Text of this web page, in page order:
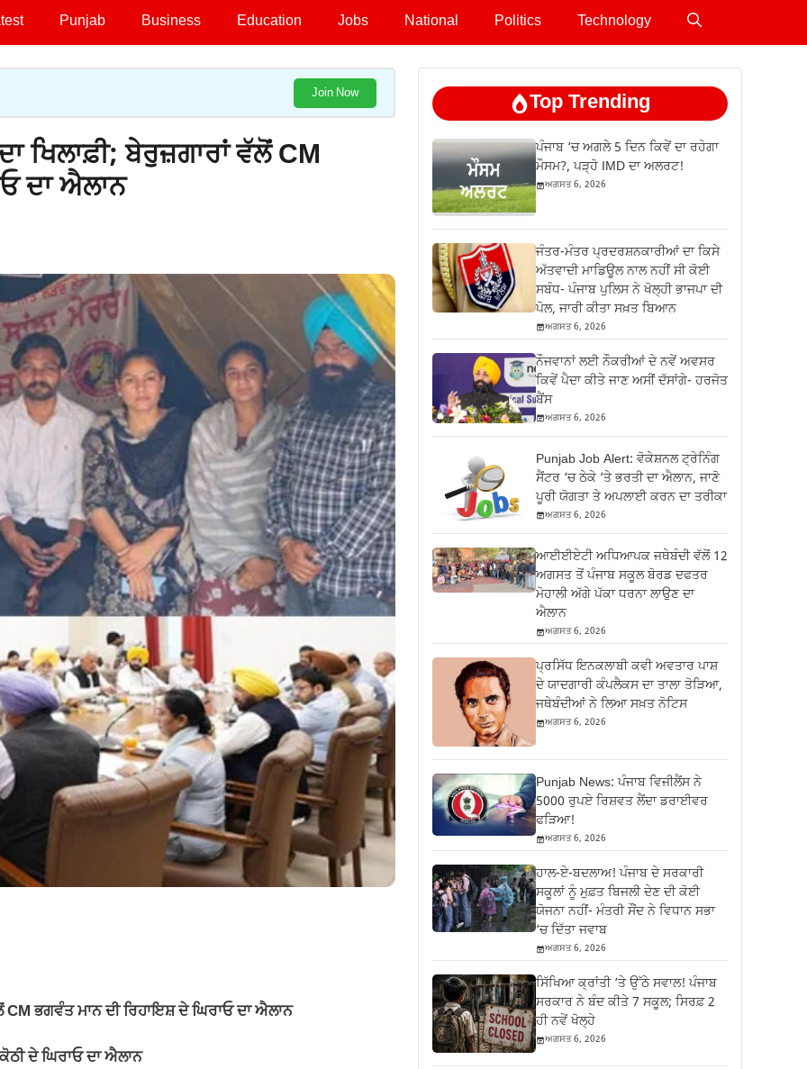
Punjab Business Education Jobs National Politics Technology
Join Now
ਖਿਲਾਫ਼ੀ; ਬੇਰੁਜ਼ਗਾਰਾਂ ਵੱਲੋਂ CM
ਦਾ ਐਲਾਨ
CM ਭਗਵੰਤ ਮਾਨ ਦੀ ਰਿਹਾਇਸ਼ ਦੇ ਘਿਰਾਓ ਦਾ ਐਲਾਨ
ਦੇ ਘਿਰਾਓ ਦਾ ਐਲਾਨ
Top Trending
ਪੰਜਾਬ ‘ਚ ਅਗਲੇ 5 ਦਿਨ ਕਿਵੇਂ ਦਾ ਰਹੇਗਾ
ਮੌਸਮ?, ਪੜ੍ਹੋ IMD ਦਾ ਅਲਰਟ!
ਅਗਸਤ 6, 2026
ਜੰਤਰ-ਮੰਤਰ ਪ੍ਰਦਰਸ਼ਨਕਾਰੀਆਂ ਦਾ ਕਿਸੇ
ਅੱਤਵਾਦੀ ਮਾਡਿਊਲ ਨਾਲ ਨਹੀਂ ਸੀ ਕੋਈ
ਸਬੰਧ- ਪੰਜਾਬ ਪੁਲਿਸ ਨੇ ਖੋਲ੍ਹੀ ਭਾਜਪਾ ਦੀ
ਪੋਲ, ਜਾਰੀ ਕੀਤਾ ਸਖ਼ਤ ਬਿਆਨ
ਅਗਸਤ 6, 2026
ਨੌਜਵਾਨਾਂ ਲਈ ਨੌਕਰੀਆਂ ਦੇ ਨਵੇਂ ਅਵਸਰ
ਕਿਵੇਂ ਪੈਦਾ ਕੀਤੇ ਜਾਣ ਅਸੀਂ ਦੱਸਾਂਗੇ- ਹਰਜੋਤ
ਬੈਂਸ
ਅਗਸਤ 6, 2026
Punjab Job Alert: ਵੋਕੇਸ਼ਨਲ ਟ੍ਰੇਨਿੰਗ
ਸੈਂਟਰ ‘ਚ ਠੇਕੇ ‘ਤੇ ਭਰਤੀ ਦਾ ਐਲਾਨ, ਜਾਣੋ
ਪੂਰੀ ਯੋਗਤਾ ਤੇ ਅਪਲਾਈ ਕਰਨ ਦਾ ਤਰੀਕਾ
ਅਗਸਤ 6, 2026
ਆਈਈਏਟੀ ਅਧਿਆਪਕ ਜਥੇਬੰਦੀ ਵੱਲੋਂ 12
ਅਗਸਤ ਤੋਂ ਪੰਜਾਬ ਸਕੂਲ ਬੋਰਡ ਦਫਤਰ
ਮੋਹਾਲੀ ਅੱਗੇ ਪੱਕਾ ਧਰਨਾ ਲਾਉਣ ਦਾ
ਐਲਾਨ
ਅਗਸਤ 6, 2026
ਪ੍ਰਸਿੱਧ ਇਨਕਲਾਬੀ ਕਵੀ ਅਵਤਾਰ ਪਾਸ਼
ਦੇ ਯਾਦਗਾਰੀ ਕੰਪਲੈਕਸ ਦਾ ਤਾਲਾ ਤੋੜਿਆ,
ਜਥੇਬੰਦੀਆਂ ਨੇ ਲਿਆ ਸਖ਼ਤ ਨੋਟਿਸ
ਅਗਸਤ 6, 2026
Punjab News: ਪੰਜਾਬ ਵਿਜੀਲੈਂਸ ਨੇ
5000 ਰੁਪਏ ਰਿਸ਼ਵਤ ਲੈਂਦਾ ਡਰਾਈਵਰ
ਫੜਿਆ!
ਅਗਸਤ 6, 2026
ਹਾਲ-ਏ-ਬਦਲਾਅ! ਪੰਜਾਬ ਦੇ ਸਰਕਾਰੀ
ਸਕੂਲਾਂ ਨੂੰ ਮੁਫ਼ਤ ਬਿਜਲੀ ਦੇਣ ਦੀ ਕੋਈ
ਯੋਜਨਾ ਨਹੀਂ- ਮੰਤਰੀ ਸੌਂਦ ਨੇ ਵਿਧਾਨ ਸਭਾ
‘ਚ ਦਿੱਤਾ ਜਵਾਬ
ਅਗਸਤ 6, 2026
ਸਿੱਖਿਆ ਕ੍ਰਾਂਤੀ ‘ਤੇ ਉੱਠੇ ਸਵਾਲ! ਪੰਜਾਬ
ਸਰਕਾਰ ਨੇ ਬੰਦ ਕੀਤੇ 7 ਸਕੂਲ; ਸਿਰਫ਼ 2
ਹੀ ਨਵੇਂ ਖੋਲ੍ਹੇ
ਅਗਸਤ 6, 2026